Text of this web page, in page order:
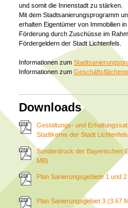
und somit die Innenstadt zu stärken.
Mit dem Stadtsanierungsprogramm
erhalten Eigentümer von Immobilien
Förderung durch Zuschüsse im
Fördergeldern der Stadt Lichtenfels.
Informationen zum
Informationen zum
Downloads
Gestaltungs- und
Stadtkerns der Stadt
Sonderdruck der Bayerischen
MB)
Plan Sanierungsgebiete 1 und 2
Plan Sanierungsgebiet 3 (3.67